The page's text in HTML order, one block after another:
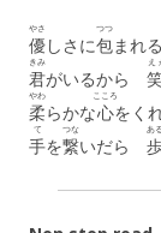
優
やさ
しさに包
つつ
まれ
君
きみ
がいるから
え
柔
やわ
らかな心
こころ
をく
手
て
を繋
つな
いだら
ある